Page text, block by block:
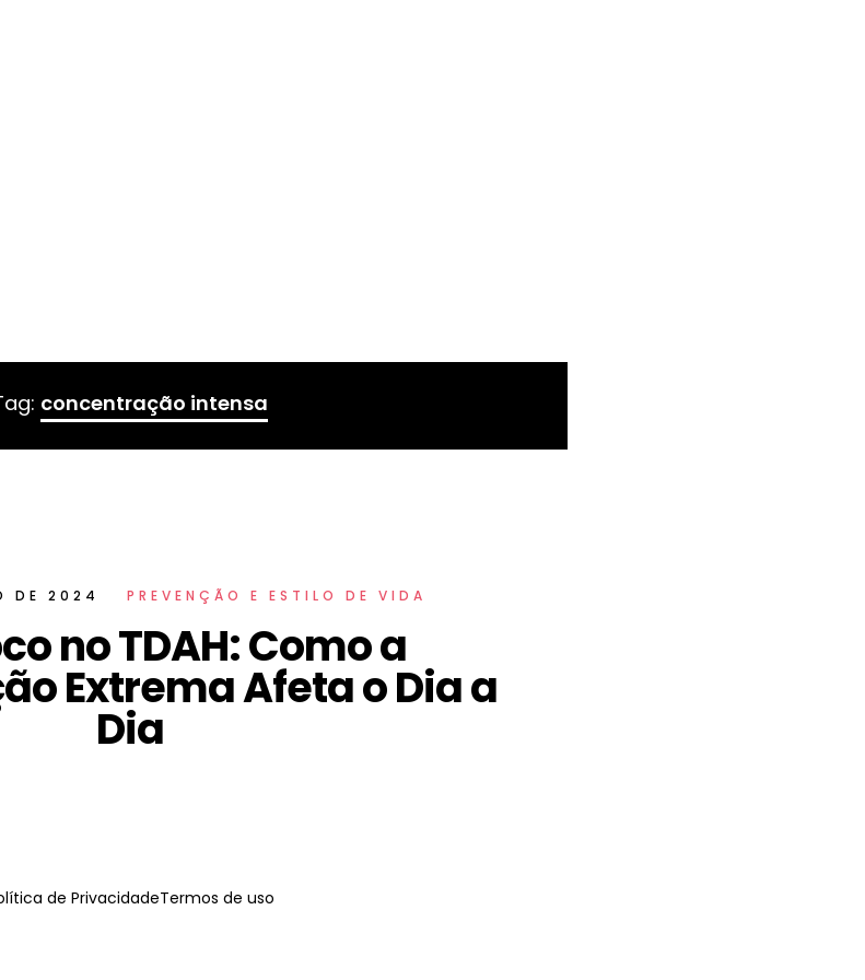
concentração intensa
DE 2024 PREVENÇÃO E ESTILO DE VIDA
no TDAH: Como a
Extrema Afeta o Dia a
Dia
de PrivacidadeTermos de uso